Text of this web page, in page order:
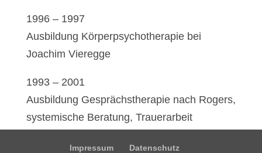
1996 – 1997
Ausbildung Körperpsychotherapie bei
Joachim Vieregge
1993 – 2001
Ausbildung Gesprächstherapie nach Rogers,
systemische Beratung, Trauerarbeit
Impressum Datenschutz